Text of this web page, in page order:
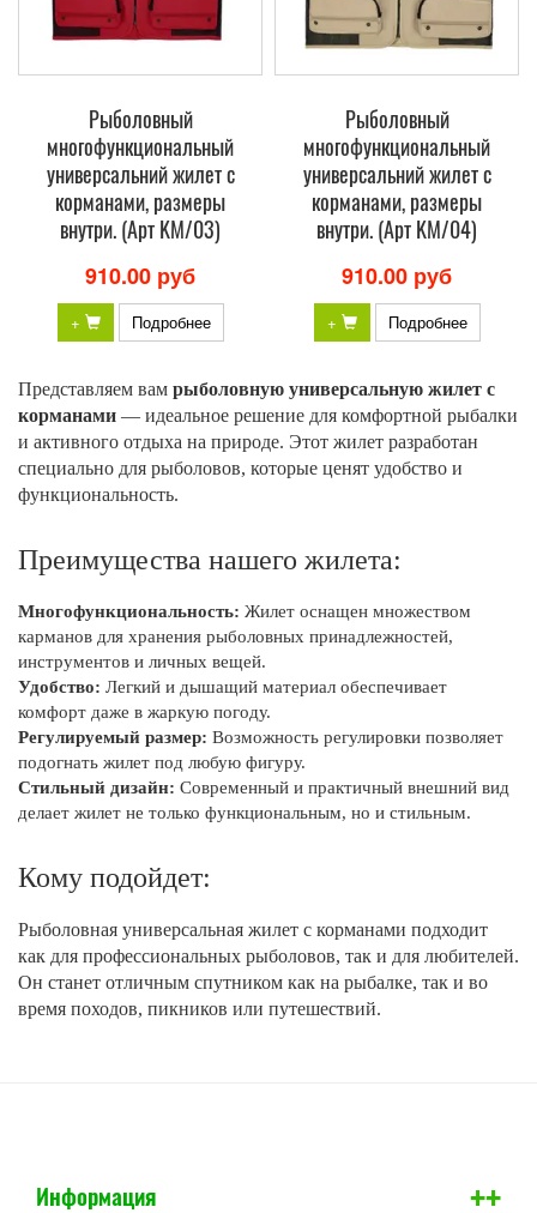
Рыболовный
многофункциональный
универсальний жилет с
корманами, размеры
внутри. (Арт KM/03)
910.00 руб
+ Подробнее
Рыболовный
многофункциональный
универсальний жилет с
корманами, размеры
внутри. (Арт KM/04)
910.00 руб
+ Подробнее
Представляем вам рыболовную универсальную жилет с
корманами — идеальное решение для комфортной рыбалки
и активного отдыха на природе. Этот жилет разработан
специально для рыболовов, которые ценят удобство и
функциональность.
Преимущества нашего жилета:
Многофункциональность: Жилет оснащен множеством
карманов для хранения рыболовных принадлежностей,
инструментов и личных вещей.
Удобство: Легкий и дышащий материал обеспечивает
комфорт даже в жаркую погоду.
Регулируемый размер: Возможность регулировки позволяет
подогнать жилет под любую фигуру.
Стильный дизайн: Современный и практичный внешний вид
делает жилет не только функциональным, но и стильным.
Кому подойдет:
Рыболовная универсальная жилет с корманами подходит
как для профессиональных рыболовов, так и для любителей.
Он станет отличным спутником как на рыбалке, так и во
время походов, пикников или путешествий.
Информация +
+